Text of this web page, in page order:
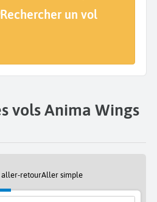
Rechercher un vol
vols Anima Wings
aller-retourAller simple